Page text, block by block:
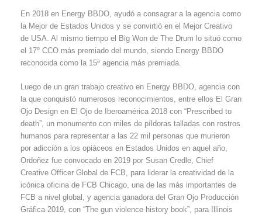
En 2018 en Energy BBDO, ayudó a consagrar a la agencia como
la Mejor de Estados Unidos y se convirtió en el Mejor Creativo
de USA. Al mismo tiempo el Big Won de The Drum lo situó como
el 17º CCO más premiado del mundo, siendo Energy BBDO
reconocida como la 15ª agencia más premiada.
Luego de un gran trabajo creativo en Energy BBDO, agencia con
la que conquistó numerosos reconocimientos, entre ellos El Gran
Ojo Design en El Ojo de Iberoamérica 2018 con “Prescribed to
death”, un monumento con miles de píldoras talladas con rostros
humanos para representar a las 22 mil personas que murieron
por adicción a los opiáceos en Estados Unidos en aquel año,
Ordoñez fue convocado en 2019 por Susan Credle, Chief
Creative Officer Global de FCB, para liderar la creatividad de la
icónica oficina de FCB Chicago, una de las más importantes de
FCB a nivel global, y agencia ganadora del Gran Ojo Producción
Gráfica 2019, con “The gun violence history book”, para Illinois